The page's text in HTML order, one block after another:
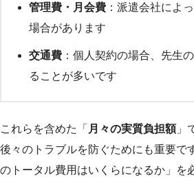
管理費・月会費 ：派遣会社によ
場合があります
交通費 ：個人契約の場合、先生
ることが多いです
これらを含めた「 月々の実質負担額」
後々のトラブルを防ぐためにも重要で
のトータル費用はいくらになるか」を